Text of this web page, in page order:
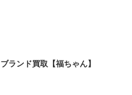
ブランド買取【福ちゃん】